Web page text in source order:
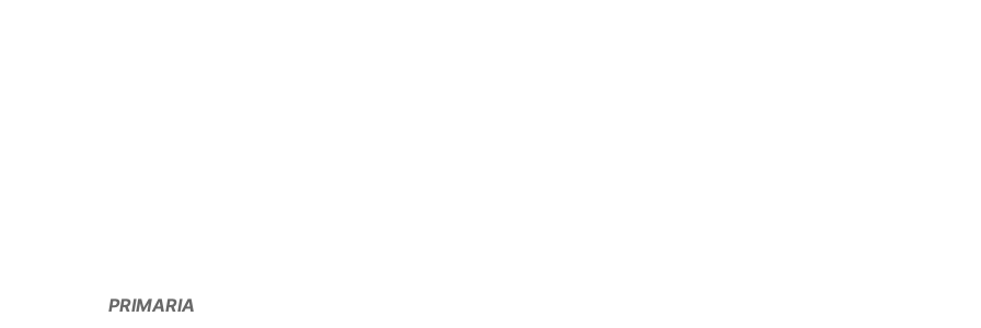
PRIMARIA